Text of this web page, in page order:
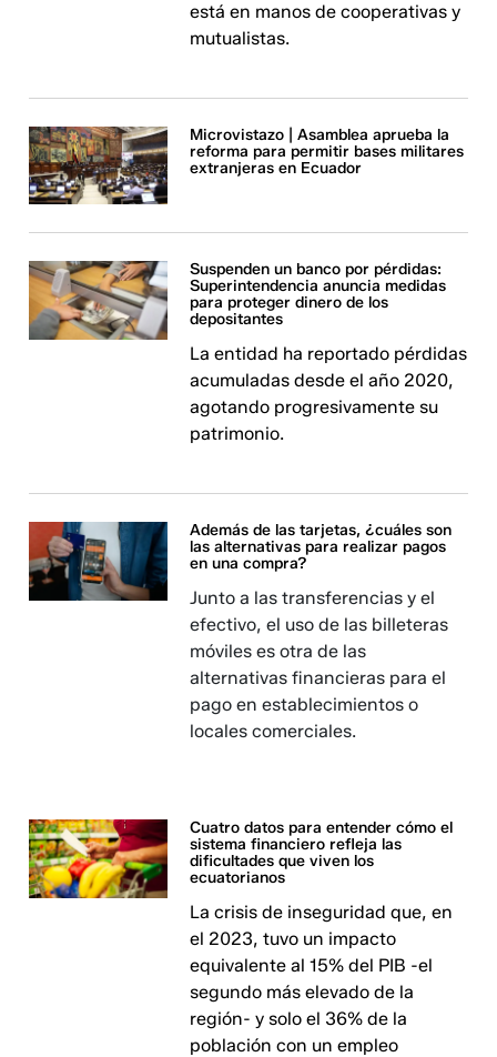
está en manos de cooperativas y
mutualistas.
Microvistazo | Asamblea aprueba la
reforma para permitir bases militares
extranjeras en Ecuador
Suspenden un banco por pérdidas:
Superintendencia anuncia medidas
para proteger dinero de los
depositantes
La entidad ha reportado pérdidas
acumuladas desde el año 2020,
agotando progresivamente su
patrimonio.
Además de las tarjetas, ¿cuáles son
las alternativas para realizar pagos
en una compra?
Junto a las transferencias y el
efectivo, el uso de las billeteras
móviles es otra de las
alternativas financieras para el
pago en establecimientos o
locales comerciales.
Cuatro datos para entender cómo el
sistema financiero refleja las
dificultades que viven los
ecuatorianos
La crisis de inseguridad que, en
el 2023, tuvo un impacto
equivalente al 15% del PIB -el
segundo más elevado de la
región- y solo el 36% de la
población con un empleo